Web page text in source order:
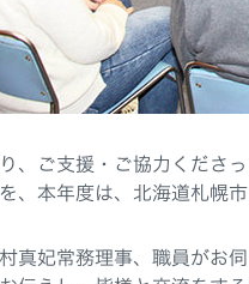
、ご支援・ご協力くださ
、本年度は、北海道札幌市
真妃常務理事、職員がお